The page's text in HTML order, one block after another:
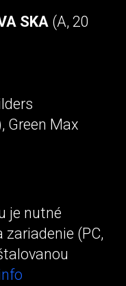
SKA (A, 20
Green Max
je nutné
(PC,